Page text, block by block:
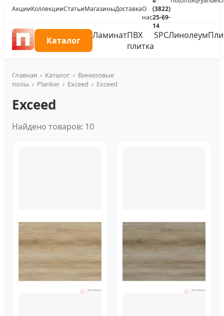
АкцииКоллекцииСтатьиМагазиныДоставкаО
нас
(3822)
25-69-
14
Каталог ЛаминатПВХ
плитка
SPCЛинолеум
Главная › Каталог › Виниловые
полы › Planker › Exceed › Exceed
Exceed
Найдено товаров: 10